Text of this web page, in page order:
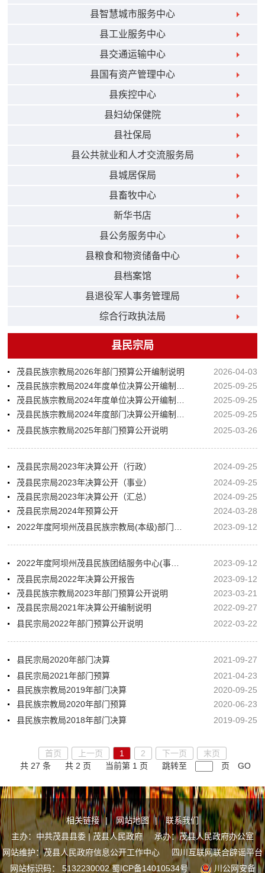
县智慧城市服务中心
县工业服务中心
县交通运输中心
县国有资产管理中心
县疾控中心
县妇幼保健院
县社保局
县公共就业和人才交流服务局
县城居保局
县畜牧中心
新华书店
县公务服务中心
县粮食和物资储备中心
县档案馆
县退役军人事务管理局
综合行政执法局
县民宗局
茂县民族宗教局2026年部门预算公开编制说明
2026-04-03
2025-09-25
2025-09-25
2025-09-25
茂县民族宗教局2025年部门预算公开说明
2025-03-26
茂县民宗局2023年决算公开（行政）
2024-09-25
茂县民宗局2023年决算公开（事业）
2024-09-25
茂县民宗局2023年决算公开（汇总）
2024-09-25
茂县民宗局2024年预算公开
2024-03-28
2023-09-12
2023-09-12
茂县民宗局2022年决算公开报告
2023-09-12
茂县民族宗教局2023年部门预算公开说明
2023-03-21
茂县民宗局2021年决算公开编制说明
2022-09-27
县民宗局2022年部门预算公开说明
2022-03-22
县民宗局2020年部门决算
2021-09-27
县民宗局2021年部门预算
2021-04-23
县民族宗教局2019年部门决算
2020-09-25
县民族宗教局2020年部门预算
2020-06-23
县民族宗教局2018年部门决算
2019-09-25
首页 上一页 1 2 下一页
末页
共 27 条
共 2 页 当前第 1 页 跳转至 页 GO
相关链接 | 网站地图 |
联系我们
主办：中共茂县县委 | 茂县人民政府 承办：茂县人民政府办公室
网站维护：茂县人民政府信息公开工作中心 四川互联网联合辟谣平台
网站标识码： 5132230002蜀ICP备14010534号 川公网安备